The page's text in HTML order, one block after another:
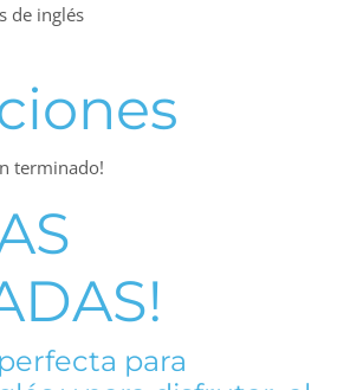
de inglés
terminado!
para